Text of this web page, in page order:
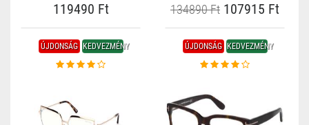
119490 Ft 134890 Ft 107915 Ft
ÚJDONSÁG KEDVEZMÉNY ÚJDONSÁG KEDVEZMÉNY